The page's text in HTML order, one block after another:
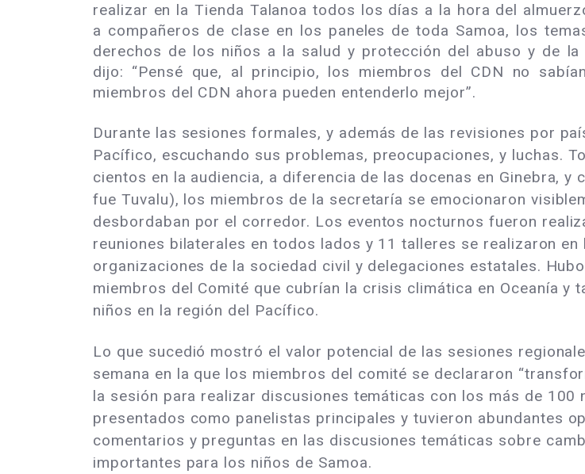
realizar en la Tienda Talanoa todos los días a la hora del
a compañeros de clase en los paneles de toda Samoa, los
derechos de los niños a la salud y protección del abuso y de
dijo: “Pensé que, al principio, los miembros del CDN no
miembros del CDN ahora pueden entenderlo mejor”.
Durante las sesiones formales, y además de las revisiones por
Pacífico, escuchando sus problemas, preocupaciones, y luchas.
cientos en la audiencia, a diferencia de las docenas en Ginebra,
fue Tuvalu), los miembros de la secretaría se emocionaron
desbordaban por el corredor. Los eventos nocturnos fueron
reuniones bilaterales en todos lados y 11 talleres se realizaron
organizaciones de la sociedad civil y delegaciones estatales.
miembros del Comité que cubrían la crisis climática en Oceanía y
niños en la región del Pacífico.
Lo que sucedió mostró el valor potencial de las sesiones
semana en la que los miembros del comité se declararon
la sesión para realizar discusiones temáticas con los más de
presentados como panelistas principales y tuvieron abundantes
comentarios y preguntas en las discusiones temáticas sobre
importantes para los niños de Samoa.